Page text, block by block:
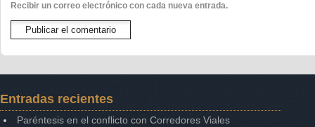
Recibir un correo electrónico con cada nueva entrada.
Entradas recientes
Paréntesis en el conflicto con Corredores Viales